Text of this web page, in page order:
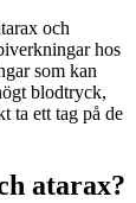
och
hos
som kan
blodtryck,
ta ett tag på de
atarax?